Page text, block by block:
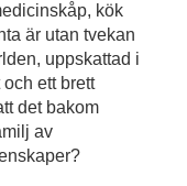
kök
är utan tvekan
uppskattad i
ett brett
det bakom
av